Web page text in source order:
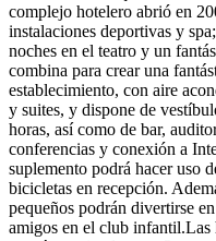
complejo hotelero abrió en
instalaciones deportivas y
noches en el teatro y un
combina para crear una
establecimiento, con aire
y suites, y dispone de
horas, así como de bar,
conferencias y conexión a
suplemento podrá hacer uso
bicicletas en recepción.
pequeños podrán divertirse
amigos en el club infantil.Las